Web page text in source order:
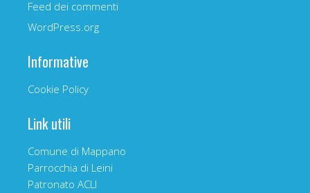
Feed dei commenti
WordPress.org
Informative
Cookie Policy
Link utili
Comune di Mappano
Parrocchia di Leini
Patronato ACLI